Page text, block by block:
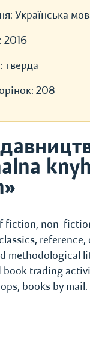
Українська
2016
тверда
208
fiction, non-
methodological
book trading
books by mail.